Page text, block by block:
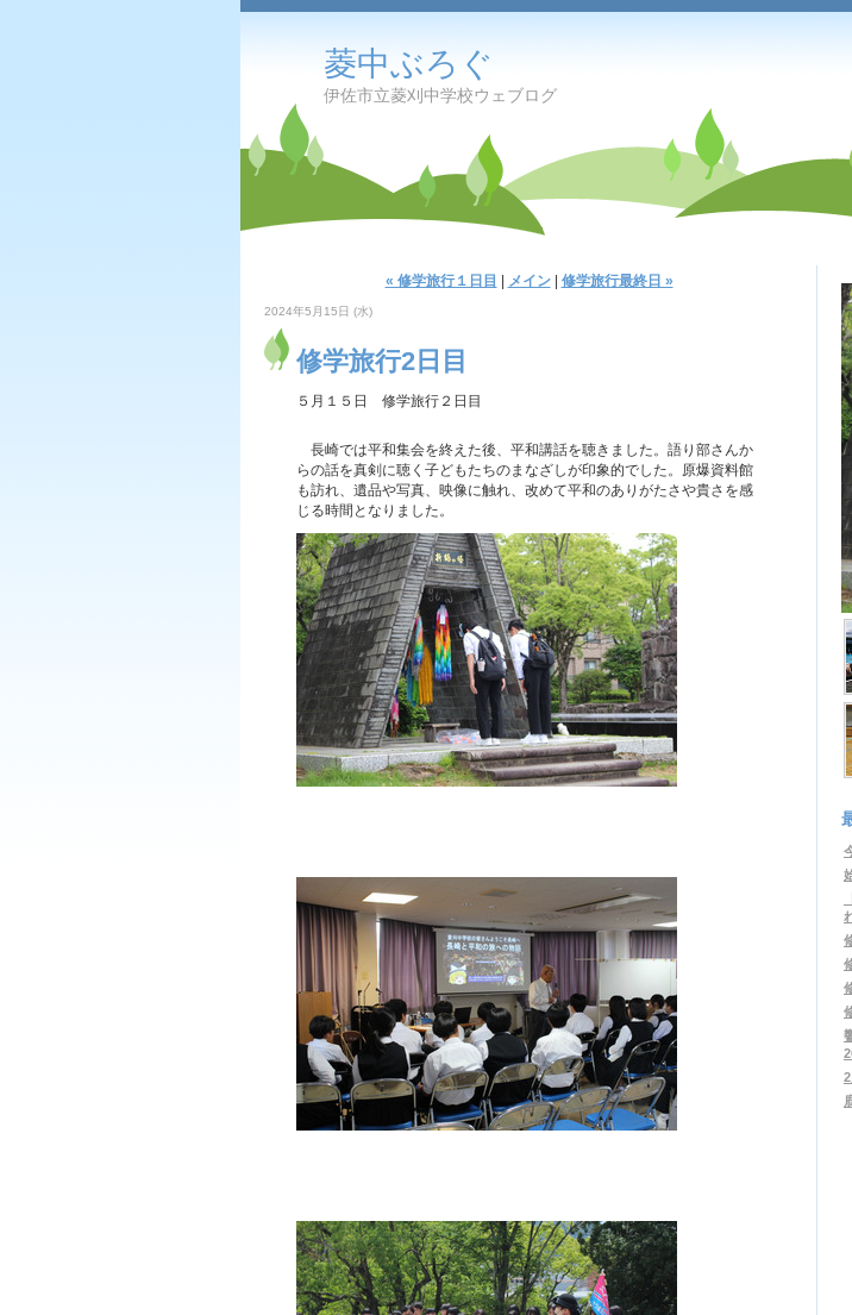
菱中ぶろぐ
伊佐市立菱刈中学校ウェブログ
« 修学旅行１日目 メイン| 修学旅行最終日 »
2024年5月15日 (水)
修学旅行2日目
５月１５日 修学旅行２日目
長崎では平和集会を終えた後、平和講話を聴きました。語り部さんか
らの話を真剣に聴く子どもたちのまなざしが印象的でした。原爆資料館
も訪れ、遺品や写真、映像に触れ、改めて平和のありがたさや貴さを感
じる時間となりました。